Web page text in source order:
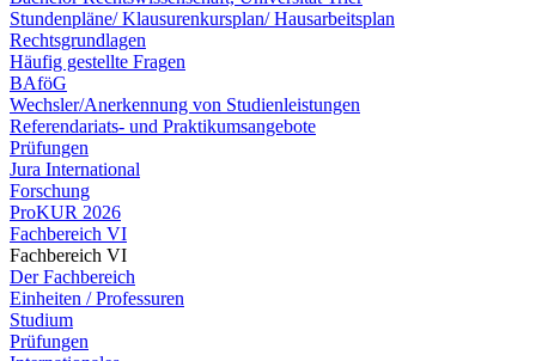
Stundenpläne/ Klausurenkursplan/ Hausarbeitsplan
Rechtsgrundlagen
Häufig gestellte Fragen
BAföG
Wechsler/Anerkennung von Studienleistungen
Referendariats- und Praktikumsangebote
Prüfungen
Jura International
Forschung
ProKUR 2026
Fachbereich VI
Fachbereich VI
Der Fachbereich
Einheiten / Professuren
Studium
Prüfungen